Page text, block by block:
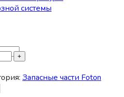
системы
Запасные части Foton